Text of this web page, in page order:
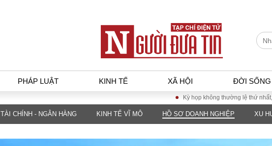
PHÁP LUẬT KINH TẾ XÃ HỘI ĐỜI SỐNG
PHÁP LUẬT KINH TẾ XÃ HỘI
Kỳ họp không thường lệ thứ nhất, Quốc
TÀI CHÍNH - NGÂN HÀNG KINH TẾ VĨ MÔ HỒ SƠ DOANH NGHIỆP XU